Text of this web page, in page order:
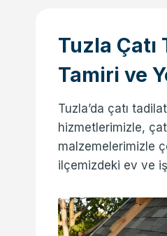
Tuzla Çatı
Tamiri ve
Tuzla’da çatı
hizmetlerimizle,
malzemelerimizle
ilçemizdeki ev ve